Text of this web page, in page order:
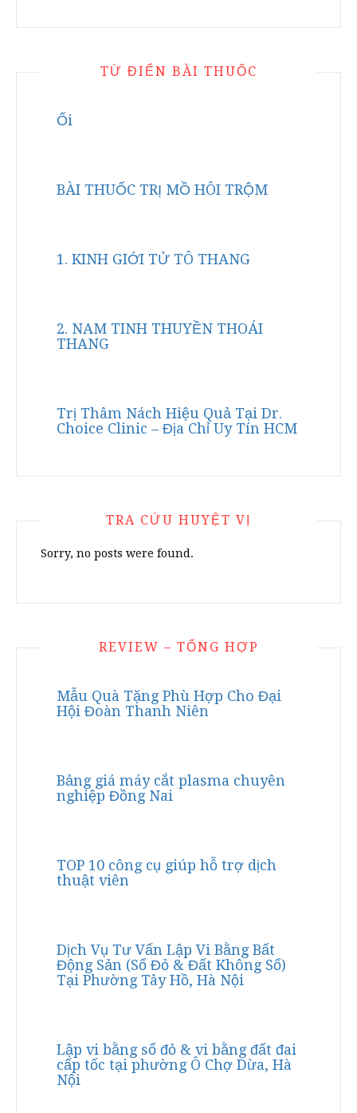
TỪ ĐIỂN BÀI THUỐC
Ổi
BÀI THUỐC TRỊ MỒ HÔI TRỘM
1. KINH GIỚI TỬ TÔ THANG
2. NAM TINH THUYỀN THOÁI
THANG
Trị Thâm Nách Hiệu Quả Tại Dr.
Choice Clinic – Địa Chỉ Uy Tín HCM
TRA CỨU HUYỆT VỊ
Sorry, no posts were found.
REVIEW – TỔNG HỢP
Mẫu Quà Tặng Phù Hợp Cho Đại
Hội Đoàn Thanh Niên
Bảng giá máy cắt plasma chuyên
nghiệp Đồng Nai
TOP 10 công cụ giúp hỗ trợ dịch
thuật viên
Dịch Vụ Tư Vấn Lập Vi Bằng Bất
Động Sản (Sổ Đỏ & Đất Không Sổ)
Tại Phường Tây Hồ, Hà Nội
Lập vi bằng sổ đỏ & vi bằng đất đai
cấp tốc tại phường Ô Chợ Dừa, Hà
Nội